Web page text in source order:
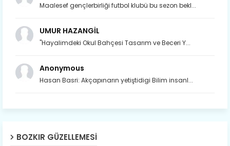
Maalesef gençlerbirliği futbol klubü bu sezon bekl...
UMUR HAZANGİL
"Hayalimdeki Okul Bahçesi Tasarım ve Beceri Y...
Anonymous
Hasan Basri: Akçapınarın yetiştidigi Bilim insanl...
BOZKIR GÜZELLEMESI